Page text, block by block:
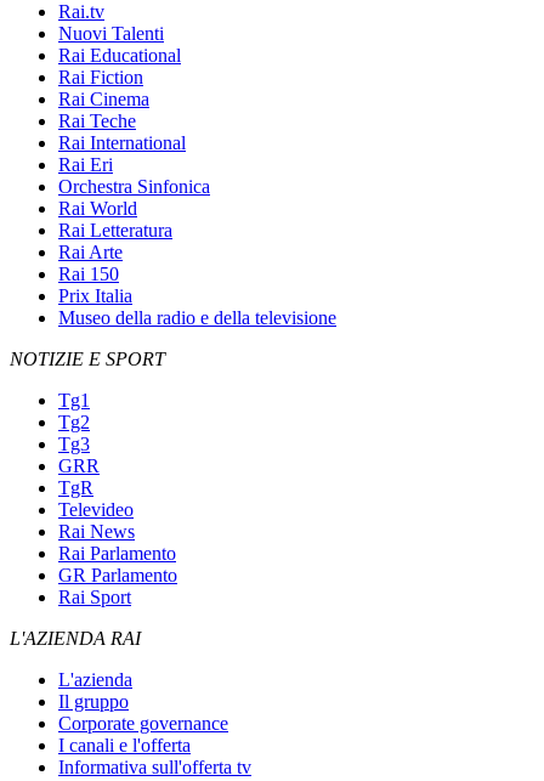
Rai.tv
Nuovi Talenti
Rai Educational
Rai Fiction
Rai Cinema
Rai Teche
Rai International
Rai Eri
Orchestra Sinfonica
Rai World
Rai Letteratura
Rai Arte
Rai 150
Prix Italia
Museo della radio e della televisione
NOTIZIE E SPORT
Tg1
Tg2
Tg3
GRR
TgR
Televideo
Rai News
Rai Parlamento
GR Parlamento
Rai Sport
L'AZIENDA RAI
L'azienda
Il gruppo
Corporate governance
I canali e l'offerta
Informativa sull'offerta tv